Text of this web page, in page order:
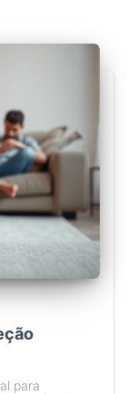
para